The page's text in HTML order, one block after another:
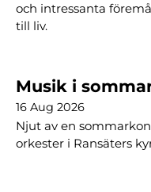
och intressanta
till liv.
Musik i
16 Aug 2026
Njut av en
orkester i Ransäters